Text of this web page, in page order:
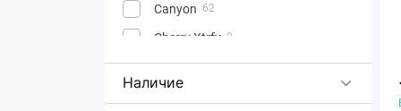
Canyon 62
Cherry Xtrfy 9
CoolerMaster 2
Наличие